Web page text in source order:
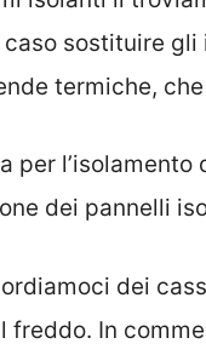
caso sostituire
termiche,
per
dei pannelli
dei
freddo. In